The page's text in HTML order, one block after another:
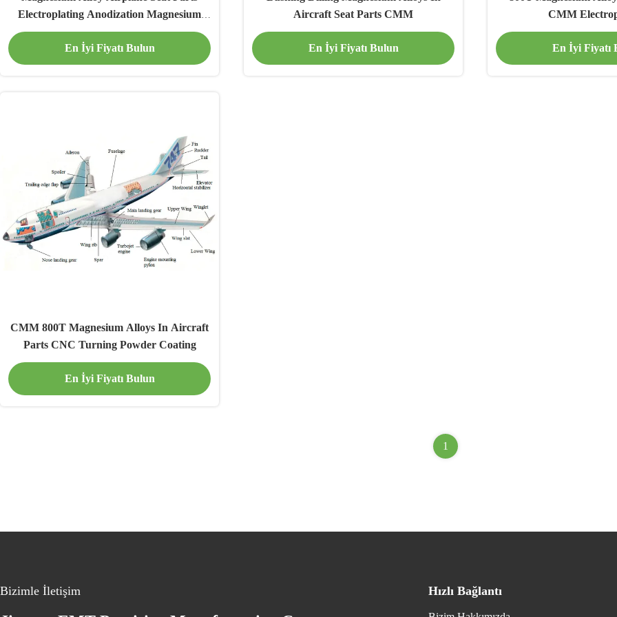
Electroplating Anodization Magnesium
Aircraft Parts
En İyi Fiyatı Bulun
Aircraft Seat Parts CMM
En İyi Fiyatı Bulun
CMM
En İyi Fiyatı
CMM 800T Magnesium Alloys In Aircraft
Parts CNC Turning Powder Coating
En İyi Fiyatı Bulun
1
Bizimle İletişim Hızlı Bağlantı